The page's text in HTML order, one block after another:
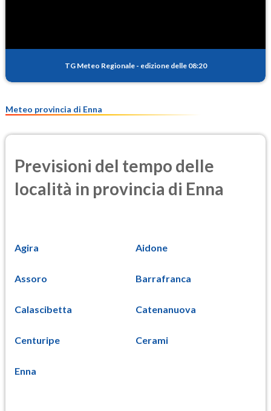
TG Meteo Regionale - edizione delle 08:20
Meteo provincia di Enna
Previsioni del tempo delle
località in provincia di Enna
Agira Aidone
Assoro Barrafranca
Calascibetta Catenanuova
Centuripe Cerami
Enna